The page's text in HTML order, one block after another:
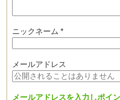
ニックネーム*
メールアドレス
メールアドレスを入力しポイ